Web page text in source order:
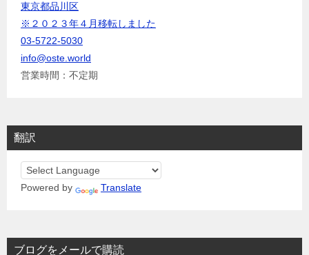
東京都品川区
※２０２３年４月移転しました
03-5722-5030
info@oste.world
営業時間：不定期
翻訳
Powered by Translate
ブログをメールで購読